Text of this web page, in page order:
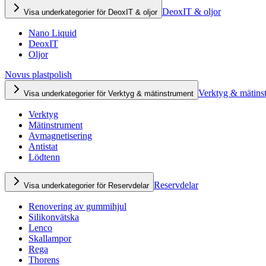
Visa underkategorier för DeoxIT & oljor DeoxIT & oljor
Nano Liquid
DeoxIT
Oljor
Novus plastpolish
Visa underkategorier för Verktyg & mätinstrument Verktyg &
Verktyg
Mätinstrument
Avmagnetisering
Antistat
Lödtenn
Visa underkategorier för Reservdelar Reservdelar
Renovering av gummihjul
Silikonvätska
Lenco
Skallampor
Rega
Thorens